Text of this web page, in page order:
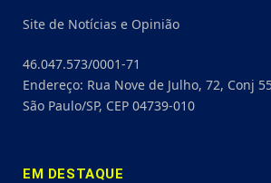
Site de Notícias e Opinião
46.047.573/0001-71
Endereço: Rua Nove de Julho, 72, Conj
São Paulo/SP, CEP 04739-010
EM DESTAQUE